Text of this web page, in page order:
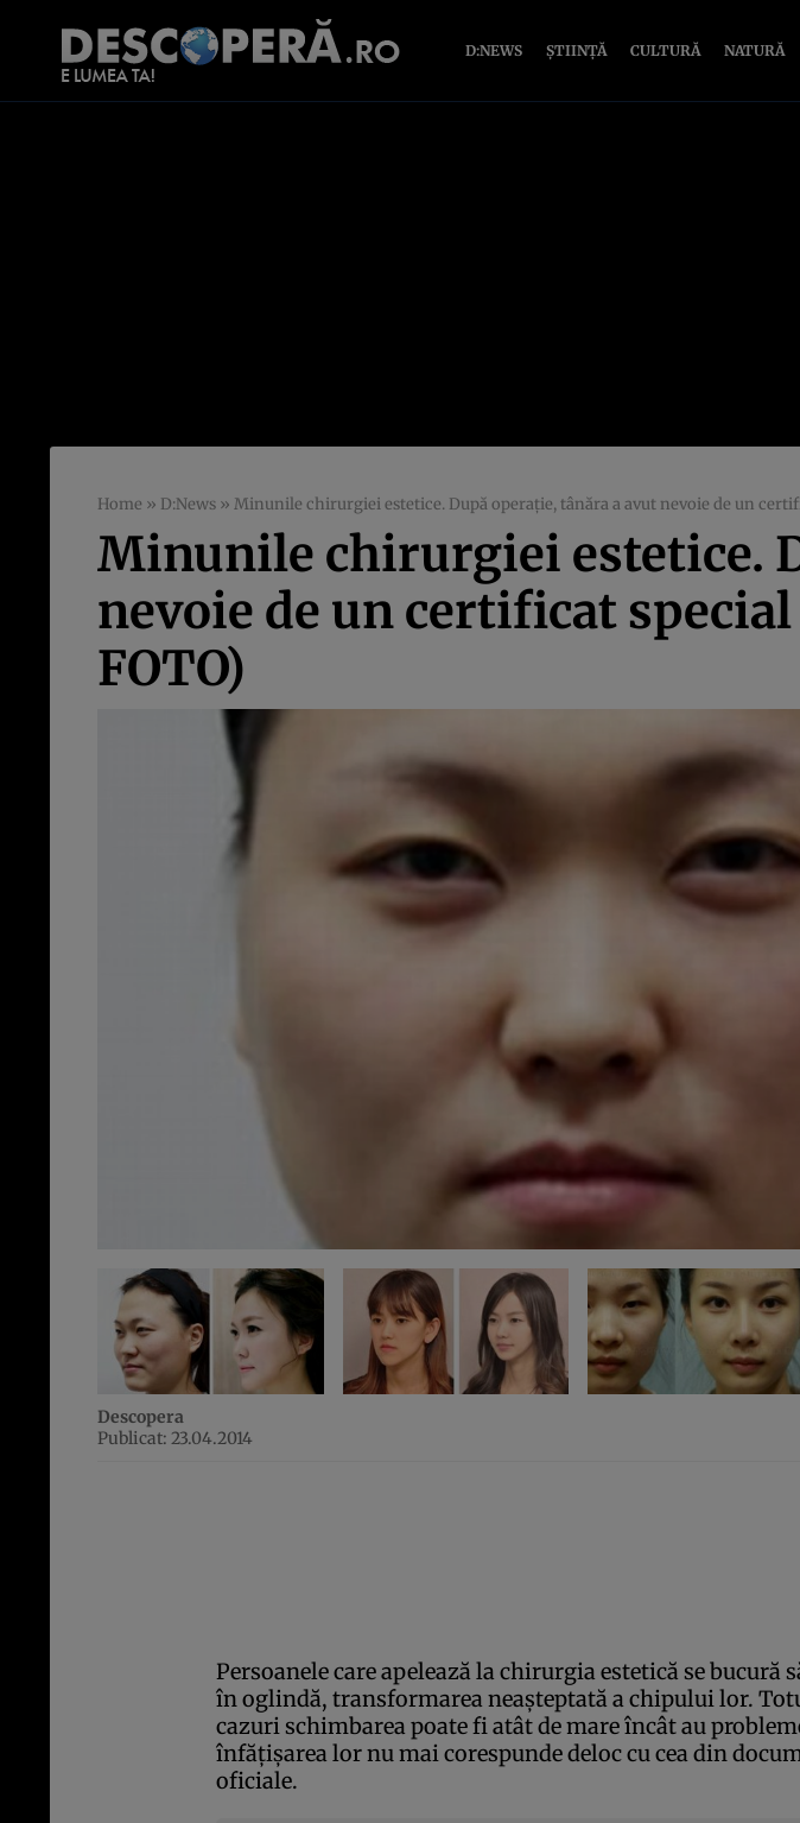
D:NEWS ȘTIINȚĂ CULTURĂ NATURĂ
Home » D:News » Minunile chirurgiei estetice. După operaţie, tânăra a avut nevoie de un
Minunile chirurgiei estetice.
nevoie de un certificat
FOTO)
Descopera
Publicat: 23.04.2014
Persoanele care apelează la chirurgia estetică se bucură
în oglindă, transformarea neaşteptată a chipului lor.
cazuri schimbarea poate fi atât de mare încât au
înfăţişarea lor nu mai corespunde deloc cu cea din
oficiale.